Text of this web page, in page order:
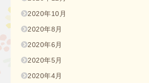
2020年10月
2020年8月
2020年6月
2020年5月
2020年4月